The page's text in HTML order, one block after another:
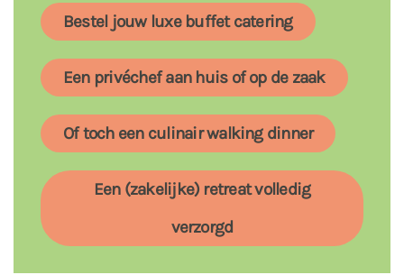
Bestel jouw luxe buffet catering
Een privéchef aan huis of op de zaak
Of toch een culinair walking dinner
Een (zakelijke) retreat volledig
verzorgd